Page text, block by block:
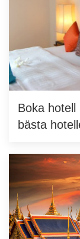
Boka
bästa